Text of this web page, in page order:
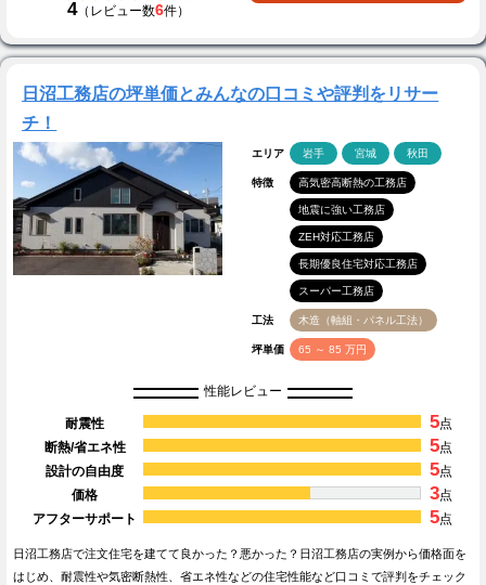
4（レビュー数6件）
日沼工務店の坪単価とみんなの口コミや評判をリサー
チ！
エリア 岩手 宮城 秋田
特徴 高気密高断熱の工務店
地震に強い工務店
ZEH対応工務店
長期優良住宅対応工務店
スーパー工務店
工法 木造（軸組・パネル工法）
坪単価 65 ～ 85 万円
性能レビュー
耐震性 5点
断熱/省エネ性
5点
設計の自由度
5点
価格
3点
アフターサポート
5点
日沼工務店で注文住宅を建てて良かった？悪かった？日沼工務店の実例から価格面を
はじめ、耐震性や気密断熱性、省エネ性などの住宅性能など口コミで評判をチェック